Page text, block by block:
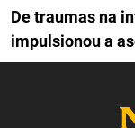
De traumas na
impulsionou a